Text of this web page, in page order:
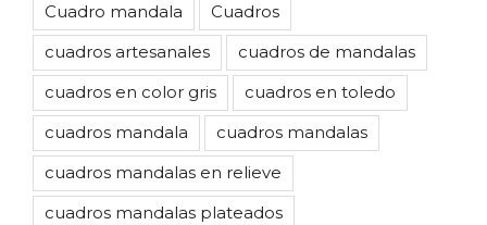
Cuadro mandala
Cuadros
cuadros artesanales
cuadros de mandalas
cuadros en color gris
cuadros en toledo
cuadros mandala
cuadros mandalas
cuadros mandalas en relieve
cuadros mandalas plateados